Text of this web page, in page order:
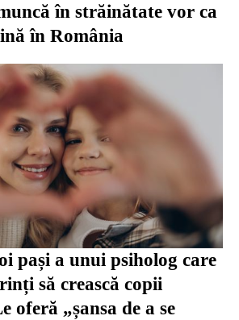
în străinătate vor ca
în România
pași a unui psiholog care
să crească copii
oferă „șansa de a se